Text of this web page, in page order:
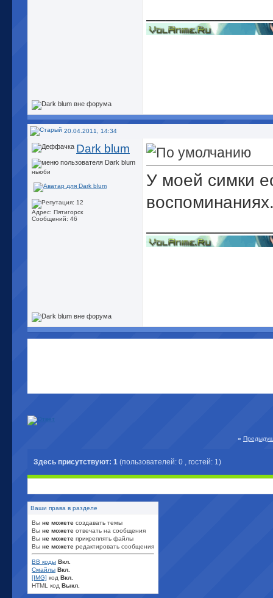
20.04.2011, 14:34
Dark blum
ньюби
Адрес: Пятигорск
Сообщений: 46
У моей симки
«
Здесь присутствуют: 1 (пользователей: 0 , гостей: 1)
Ваши права в разделе
Вы не можете создавать темы
Вы не можете отвечать на сообщения
Вы не можете прикреплять файлы
Вы не можете редактировать сообщения
BB коды Вкл.
Смайлы Вкл.
[IMG] код Вкл.
HTML код Выкл.